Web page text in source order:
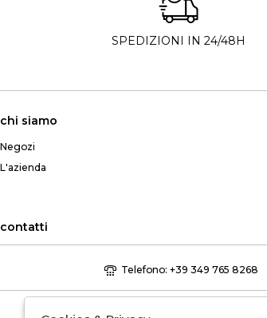
SPEDIZIONI IN 24/48H
chi siamo
Negozi
L'azienda
contatti
Telefono: +39 349 765 8268